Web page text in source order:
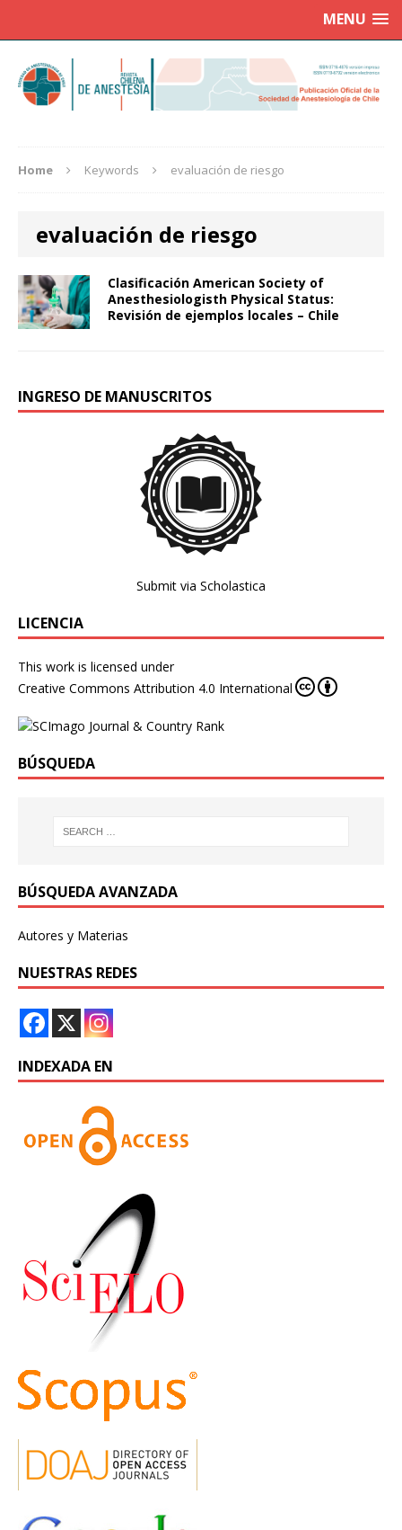
MENU
Home Keywords evaluación de riesgo
evaluación de riesgo
Clasificación American Society of
Anesthesiologisth Physical Status:
Revisión de ejemplos locales – Chile
INGRESO DE MANUSCRITOS
Submit via Scholastica
LICENCIA
This work is licensed under
Creative Commons Attribution 4.0 International
BÚSQUEDA
BÚSQUEDA AVANZADA
Autores y Materias
NUESTRAS REDES
INDEXADA EN